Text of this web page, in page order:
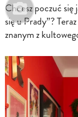
Chcesz poczuć
się u Prady”?
znanym z